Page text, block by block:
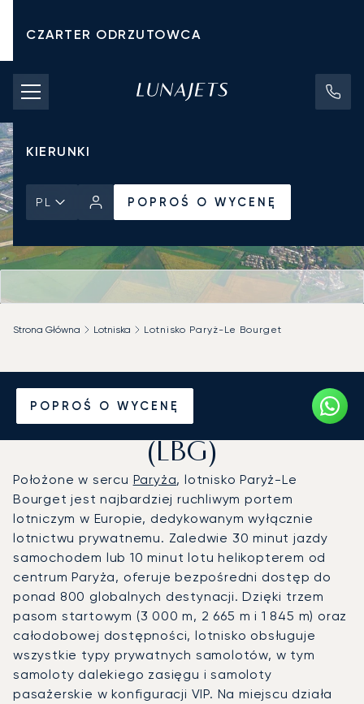
CZARTER ODRZUTOWCA
KOSZTY CZARTERU
PRYWATNE ODRZUTOWCE
KIERUNKI
PL POPROŚ O WYCENĘ
POPROŚ O WYCENĘ
Strona Główna Lotniska Lotnisko Paryż-Le Bourget
Prywatny odrzutowiec na
Lotnisko Paryż-Le Bourget
(LBG)
Położone w sercu Paryża, lotnisko Paryż-Le
Bourget jest najbardziej ruchliwym portem
lotniczym w Europie, dedykowanym wyłącznie
lotnictwu prywatnemu. Zaledwie 30 minut jazdy
samochodem lub 10 minut lotu helikopterem od
centrum Paryża, oferuje bezpośredni dostęp do
ponad 800 globalnych destynacji. Dzięki trzem
pasom startowym (3 000 m, 2 665 m i 1 845 m) oraz
całodobowej dostępności, lotnisko obsługuje
wszystkie typy prywatnych samolotów, w tym
samoloty dalekiego zasięgu i samoloty
pasażerskie w konfiguracji VIP. Na miejscu działa